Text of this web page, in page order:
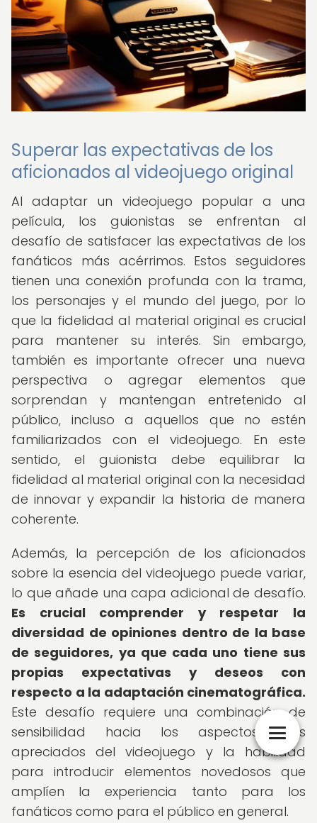
Superar las expectativas de los
aficionados al videojuego original
Al adaptar un videojuego popular a una
película, los guionistas se enfrentan al
desafío de satisfacer las expectativas de los
fanáticos más acérrimos. Estos seguidores
tienen una conexión profunda con la trama,
los personajes y el mundo del juego, por lo
que la fidelidad al material original es crucial
para mantener su interés. Sin embargo,
también es importante ofrecer una nueva
perspectiva o agregar elementos que
sorprendan y mantengan entretenido al
público, incluso a aquellos que no estén
familiarizados con el videojuego. En este
sentido, el guionista debe equilibrar la
fidelidad al material original con la necesidad
de innovar y expandir la historia de manera
coherente.
Además, la percepción de los aficionados
sobre la esencia del videojuego puede variar,
lo que añade una capa adicional de desafío.
Es crucial comprender y respetar la
diversidad de opiniones dentro de la base
de seguidores, ya que cada uno tiene sus
propias expectativas y deseos con
respecto a la adaptación cinematográfica.
Este desafío requiere una combinación de
sensibilidad hacia los aspectos más
apreciados del videojuego y la habilidad
para introducir elementos novedosos que
amplíen la experiencia tanto para los
fanáticos como para el público en general.